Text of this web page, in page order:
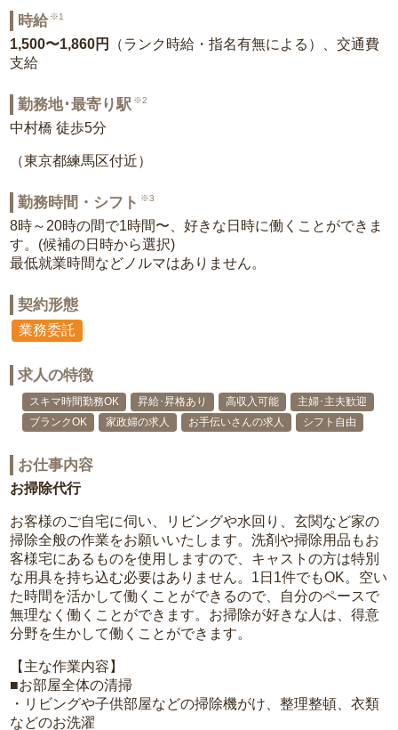
時給 ※1
1,500〜1,860円
（ランク時給・指名有無による）、交通費
支給
勤務地･最寄り駅 ※2
中村橋 徒歩5分
（東京都練馬区付近）
勤務時間・シフト ※3
8時～20時の間で1時間〜、好きな日時に働くことができま
す。(候補の日時から選択)
最低就業時間などノルマはありません。
契約形態
業務委託
求人の特徴
スキマ時間勤務OK 昇給･昇格あり 高収入可能
主婦･主夫歓迎
ブランクOK
家政婦の求人 お手伝いさんの求人 シフト自由
お仕事内容
お掃除代行
お客様のご自宅に伺い、リビングや水回り、玄関など家の
掃除全般の作業をお願いいたします。洗剤や掃除用品もお
客様宅にあるものを使用しますので、キャストの方は特別
な用具を持ち込む必要はありません。1日1件でもOK。空い
た時間を活かして働くことができるので、自分のペースで
無理なく働くことができます。お掃除が好きな人は、得意
分野を生かして働くことができます。
【主な作業内容】
■お部屋全体の清掃
・リビングや子供部屋などの掃除機がけ、整理整頓、衣類
などのお洗濯